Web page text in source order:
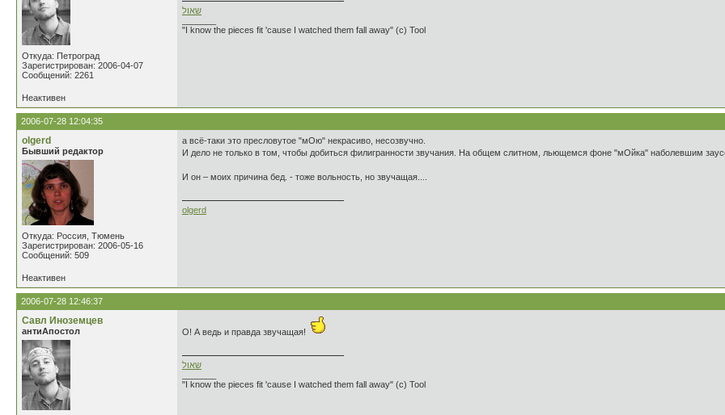
Откуда: Петроград
Зарегистрирован: 2006-04-07
Сообщений: 2261
שאול
"I know the pieces fit 'cause I watched them fall away" (c) Tool
Неактивен
2006-07-28 12:04:35
olgerd
Бывший редактор
Откуда: Россия, Тюмень
Зарегистрирован: 2006-05-16
Сообщений: 509
а всё-таки это пресловутое "мОю" некрасиво, несозвучно.
И дело не только в том, чтобы добиться филигранности звучания. На общем слитном, льющемся фоне "мОйка" наболевшим
И он – моих причина бед. - тоже вольность, но звучащая....
olgerd
Неактивен
2006-07-28 12:46:37
Савл Иноземцев
антиАпостол О! А ведь и правда звучащая!
שאול
"I know the pieces fit 'cause I watched them fall away" (c) Tool